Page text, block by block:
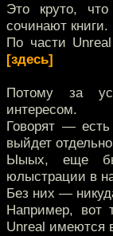
Это круто,
сочинают книги.
По части
[здесь]
Потому за
интересом.
Говорят —
выйдет
Ыыых, еще бы
юлыстрации в
Без них —
Например, вот
Unreal имеются